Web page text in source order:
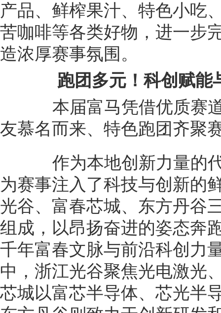
产品、鲜榨果汁、特色小吃
苦咖啡等各类好物，进一步
造浓厚赛事氛围。
跑团多元！科创赋能
本届富马凭借优质赛道
友慕名而来、特色跑团齐聚
作为本地创新力量的代
为赛事注入了科技与创新的
光谷、富春芯城、东方丹谷
组成，以昂扬奋进的姿态奔
千年富春文脉与前沿科创力
中，浙江光谷聚焦光电激光
芯城以富芯半导体、芯光半